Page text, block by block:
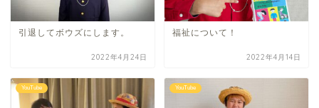
引退してボウズにします。
2022年4月24日
福祉について！
2022年4月14日
YouTube YouTube